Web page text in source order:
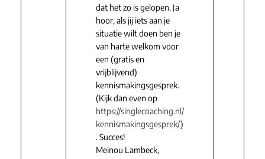
dat het zo is gelopen. Ja
hoor, als jij iets aan je
situatie wilt doen ben je
van harte welkom voor
een (gratis en
vrijblijvend)
kennismakingsgesprek.
(Kijk dan even op
https://singlecoaching.nl/
kennismakingsgesprek/)
. Succes!
Meinou Lambeck,